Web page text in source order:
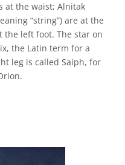
at the waist; Alnitak
“string”) are at the
the left foot. The star on
the Latin term for a
leg is called Saiph, for
(CC) Attribution 4.0